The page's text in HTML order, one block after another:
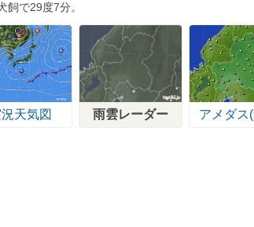
飼で29度7分。
天気図 雨雲レーダー アメダス